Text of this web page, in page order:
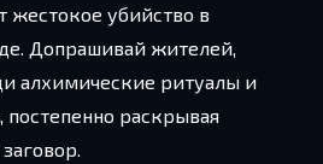
жестокое убийство в
Допрашивай жителей,
алхимические ритуалы и
раскрывая